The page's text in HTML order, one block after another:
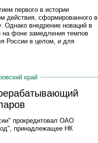
первого в истории
действия, сформированного в
Однако внедрение новаций в
на фоне замедления темпов
России в целом, и для
край
прокредитовал ОАО
принадлежащее НК